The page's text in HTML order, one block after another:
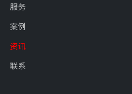
服务
案例
资讯
联系